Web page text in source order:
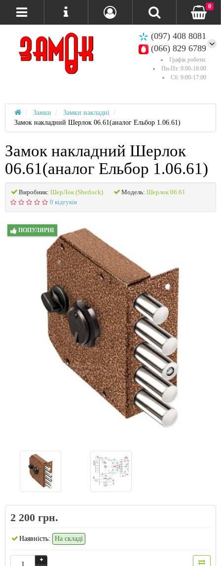
(097) 408 8081
(066) 829 6789
Графік роботи:
Пн-Пт: 9:00-18:00
Сб: 9:00-17:00
0
Замки
Замки накладні
Замок накладний Шерлок 06.61(аналог Ельбор 1.06.61)
Замок накладний Шерлок
06.61(аналог Ельбор 1.06.61)
Виробник: ШерЛок (Sherlock) Модель: Шерлок 06.61
0 відгуків
ПОПУЛЯРНІ
2 200 грн.
Наявність: На складі